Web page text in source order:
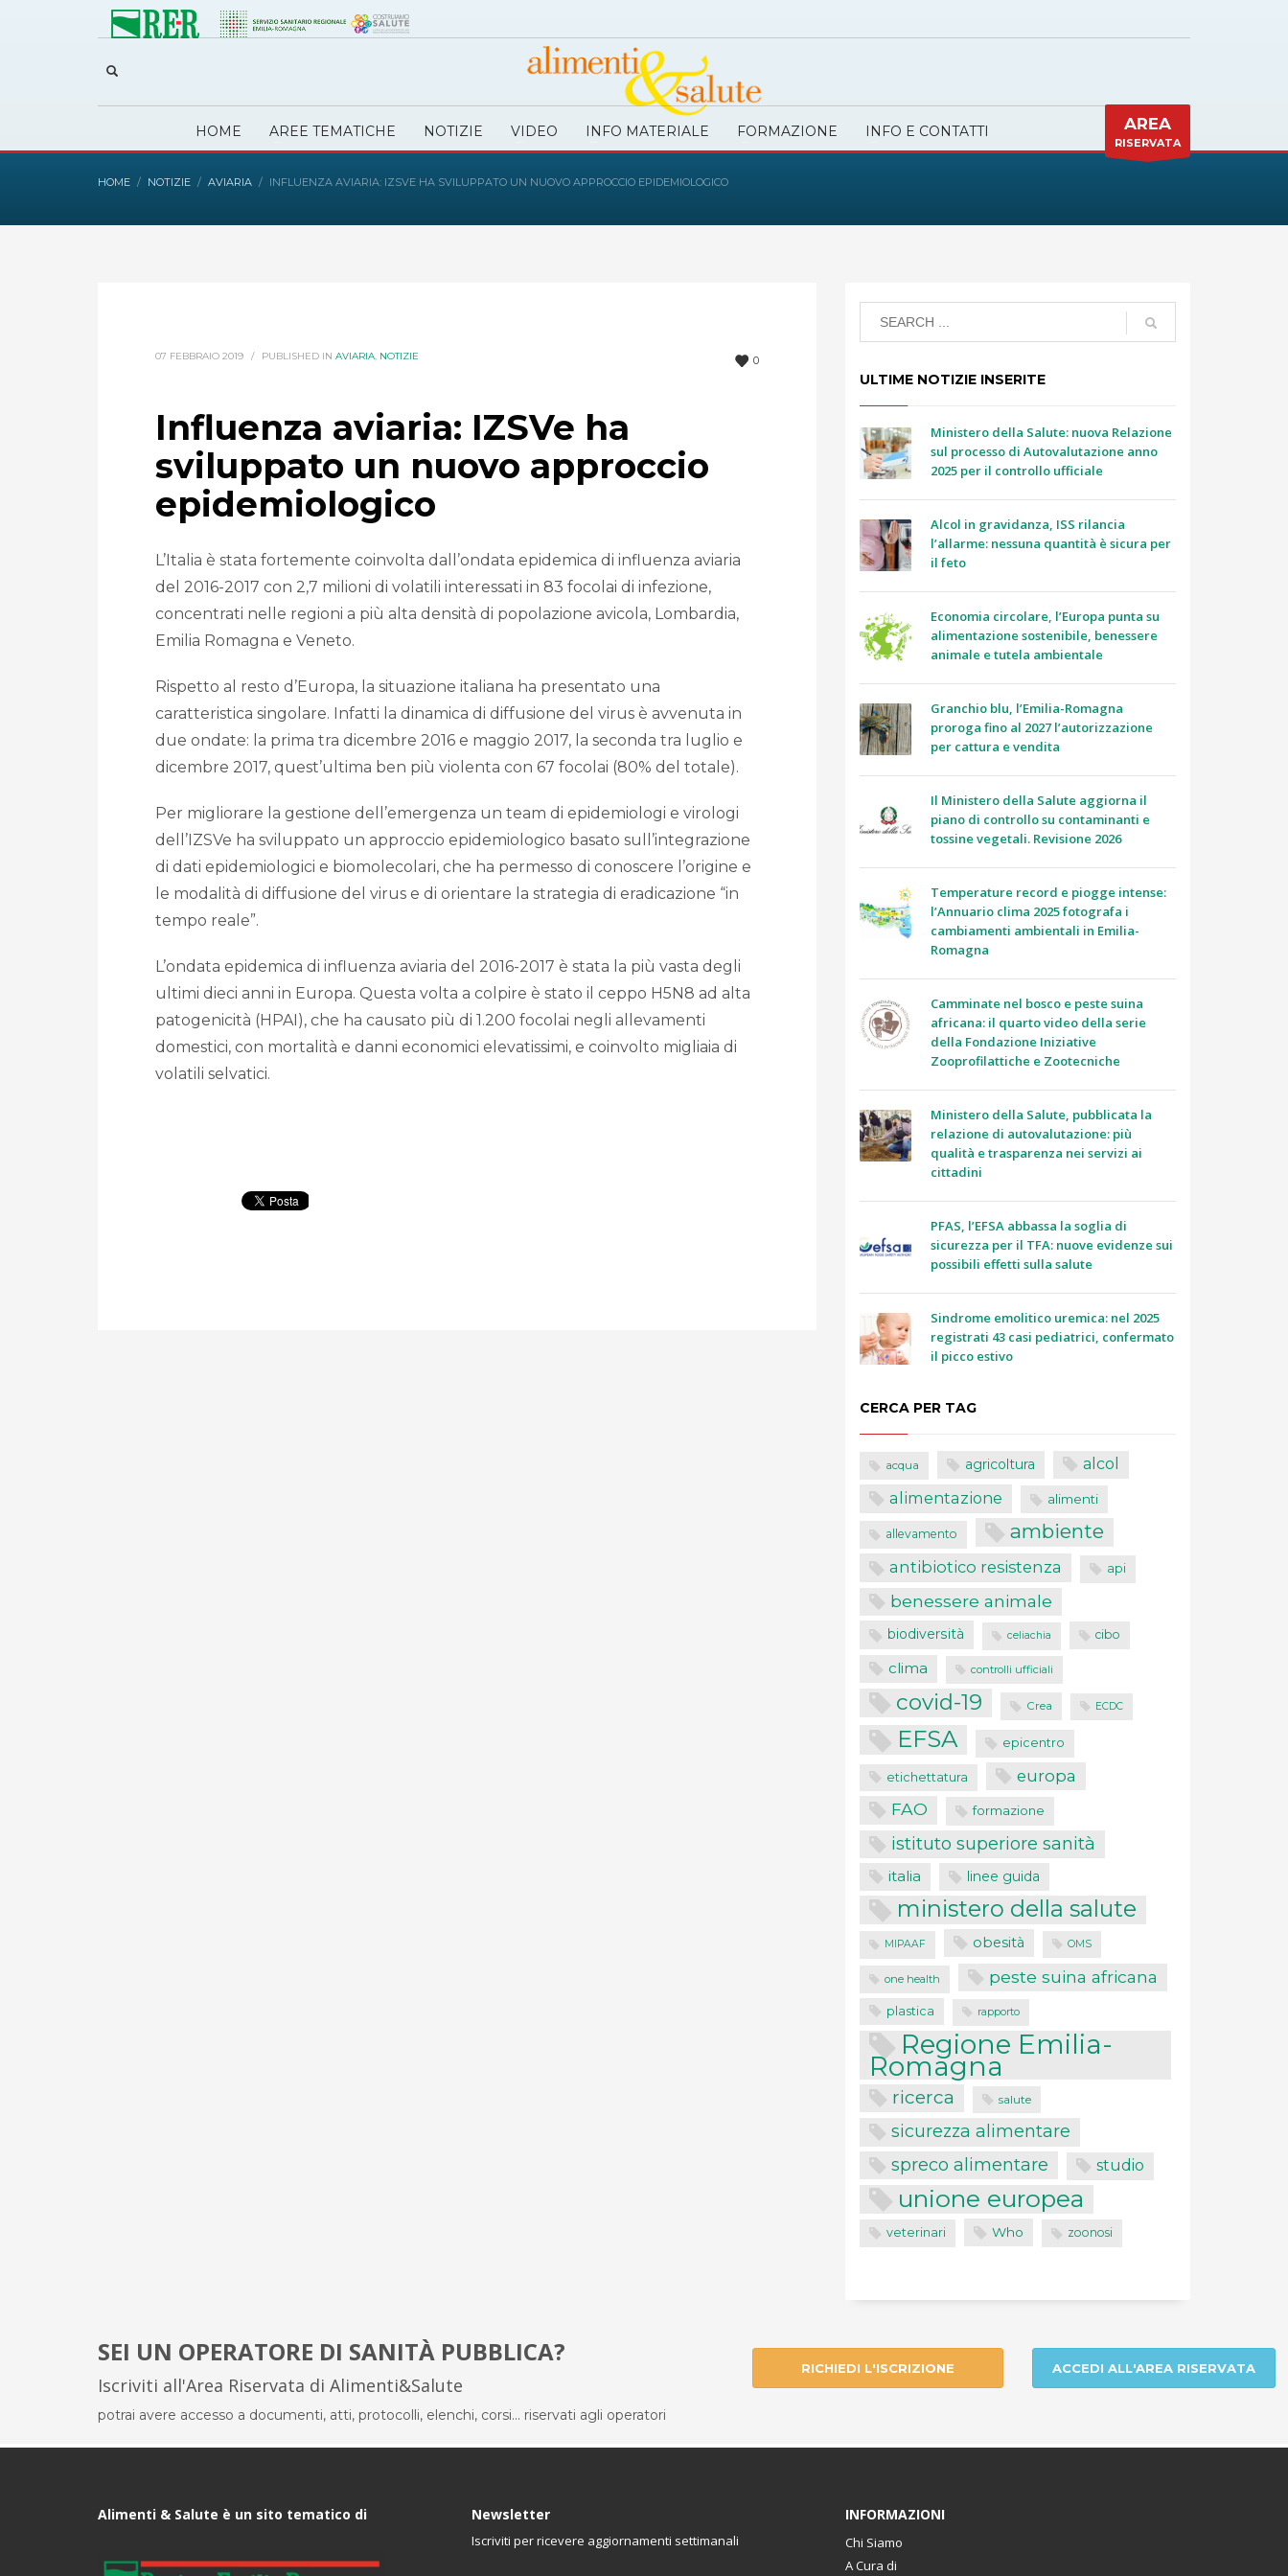
HOME AREE TEMATICHE NOTIZIE VIDEO INFO MATERIALE FORMAZIONE INFO E CONTATTI AREA
RISERVATA
HOME NOTIZIE AVIARIA INFLUENZA AVIARIA: IZSVE HA SVILUPPATO UN NUOVO APPROCCIO EPIDEMIOLOGICO
0
07 FEBBRAIO 2019 / PUBLISHED IN AVIARIA, NOTIZIE
Influenza aviaria: IZSVe ha
sviluppato un nuovo approccio
epidemiologico
L’Italia è stata fortemente coinvolta dall’ondata epidemica di influenza aviaria
del 2016-2017 con 2,7 milioni di volatili interessati in 83 focolai di infezione,
concentrati nelle regioni a più alta densità di popolazione avicola, Lombardia,
Emilia Romagna e Veneto.
Rispetto al resto d’Europa, la situazione italiana ha presentato una
caratteristica singolare. Infatti la dinamica di diffusione del virus è avvenuta in
due ondate: la prima tra dicembre 2016 e maggio 2017, la seconda tra luglio e
dicembre 2017, quest’ultima ben più violenta con 67 focolai (80% del totale).
Per migliorare la gestione dell’emergenza un team di epidemiologi e virologi
dell’IZSVe ha sviluppato un approccio epidemiologico basato sull’integrazione
di dati epidemiologici e biomolecolari, che ha permesso di conoscere l’origine e
le modalità di diffusione del virus e di orientare la strategia di eradicazione “in
tempo reale”.
L’ondata epidemica di influenza aviaria del 2016-2017 è stata la più vasta degli
ultimi dieci anni in Europa. Questa volta a colpire è stato il ceppo H5N8 ad alta
patogenicità (HPAI), che ha causato più di 1.200 focolai negli allevamenti
domestici, con mortalità e danni economici elevatissimi, e coinvolto migliaia di
volatili selvatici.
ULTIME NOTIZIE INSERITE
Ministero della Salute: nuova Relazione
sul processo di Autovalutazione anno
2025 per il controllo ufficiale
Alcol in gravidanza, ISS rilancia
l’allarme: nessuna quantità è sicura per
il feto
Economia circolare, l’Europa punta su
alimentazione sostenibile, benessere
animale e tutela ambientale
Granchio blu, l’Emilia-Romagna
proroga fino al 2027 l’autorizzazione
per cattura e vendita
Il Ministero della Salute aggiorna il
piano di controllo su contaminanti e
tossine vegetali. Revisione 2026
Temperature record e piogge intense:
l’Annuario clima 2025 fotografa i
cambiamenti ambientali in Emilia-
Romagna
Camminate nel bosco e peste suina
africana: il quarto video della serie
della Fondazione Iniziative
Zooprofilattiche e Zootecniche
Ministero della Salute, pubblicata la
relazione di autovalutazione: più
qualità e trasparenza nei servizi ai
cittadini
PFAS, l’EFSA abbassa la soglia di
sicurezza per il TFA: nuove evidenze sui
possibili effetti sulla salute
Sindrome emolitico uremica: nel 2025
registrati 43 casi pediatrici, confermato
il picco estivo
CERCA PER TAG
acqua agricoltura alcol
alimentazione alimenti
allevamento ambiente
antibiotico resistenza api
benessere animale
biodiversità celiachia cibo
clima controlli ufficiali
covid-19 Crea ECDC
EFSA epicentro
etichettatura europa
FAO formazione
istituto superiore sanità
italia linee guida
ministero della salute
MIPAAF obesità OMS
one health peste suina africana
plastica rapporto
Regione Emilia-
Romagna
ricerca salute
sicurezza alimentare
spreco alimentare studio
unione europea
veterinari Who zoonosi
SEI UN OPERATORE DI SANITÀ PUBBLICA?
Iscriviti all'Area Riservata di Alimenti&Salute
potrai avere accesso a documenti, atti, protocolli, elenchi, corsi... riservati agli operatori
RICHIEDI L'ISCRIZIONE ACCEDI ALL'AREA RISERVATA
Alimenti & Salute è un sito tematico di Newsletter
Iscriviti per ricevere aggiornamenti settimanali
INFORMAZIONI
Chi Siamo
A Cura di